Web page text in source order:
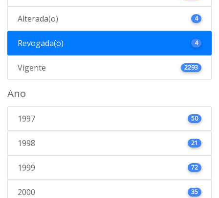
Alterada(o) 4
Revogada(o) 4
Vigente 2293
Ano
1997 50
1998 21
1999 72
2000 35